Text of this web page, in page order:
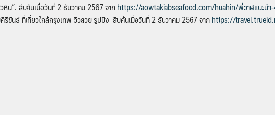
หิน”.สืบค้นเมื่อวันที่ 2 ธันวาคม 2567 จากhttps://aowtakiabseafood.com/huahin/พี่วาฬแนะนำ
รีขันธ์ ที่เที่ยวใกล้กรุงเทพ วิวสวย รูปปัง.สืบค้นเมื่อวันที่ 2 ธันวาคม 2567 จากhttps://